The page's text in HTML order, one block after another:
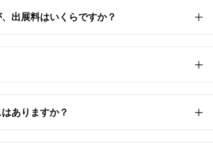
出展料はいくらですか？
ありますか？